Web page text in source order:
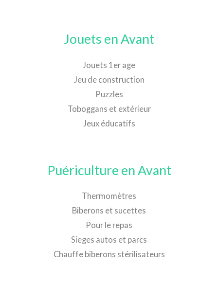
Jouets en Avant
Jouets 1er age
Jeu de construction
Puzzles
Toboggans et extérieur
Jeux éducatifs
Puériculture en Avant
Thermomètres
Biberons et sucettes
Pour le repas
Sieges autos et parcs
Chauffe biberons stérilisateurs